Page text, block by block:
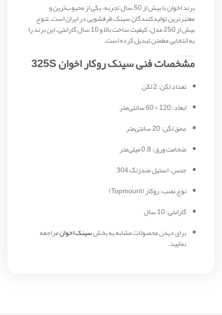
برنداخوان با بیش از 50 سال تجربه، یکی از محبوب‌ترین و
معتبرترین تولیدکنندگان سینک ظرفشویی در ایران است. تنوع
بیش از 250 مدل، کیفیت ساخت بالا و 10 سال گارانتی، این برند را
به انتخابی مطمئن تبدیل کرده است.
مشخصات فنی سینک روکار اخوان 325S
تعداد لگن: 2 لگن
ابعاد: 120 × 60 سانتی‌متر
عمق لگن: 20 سانتی‌متر
ضخامت ورق: 0.8 میلی‌متر
جنس: استیل ضدزنگ 304
نوع نصب: روکار (Topmount)
گارانتی: 10 سال
برای دیدن محصولات مشابه به بخشسینک اخوانمراجعه
نمایید.